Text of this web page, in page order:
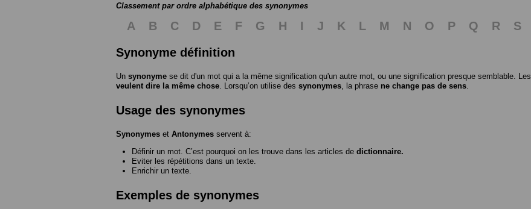
Classement par ordre alphabétique des synonymes
A B C D E F G H I J K L M N O P Q R S
Synonyme définition
Un synonyme se dit d'un mot qui a la même signification qu'un autre mot, ou une signification presque semblable. Les
veulent dire la même chose . Lorsqu’on utilise des synonymes , la phrase ne change pas de sens
Usage des synonymes
Synonymes et Antonymes servent à:
Définir un mot. C’est pourquoi on les trouve dans les articles de dictionnaire.
Eviter les répétitions dans un texte.
Enrichir un texte.
Exemples de synonymes